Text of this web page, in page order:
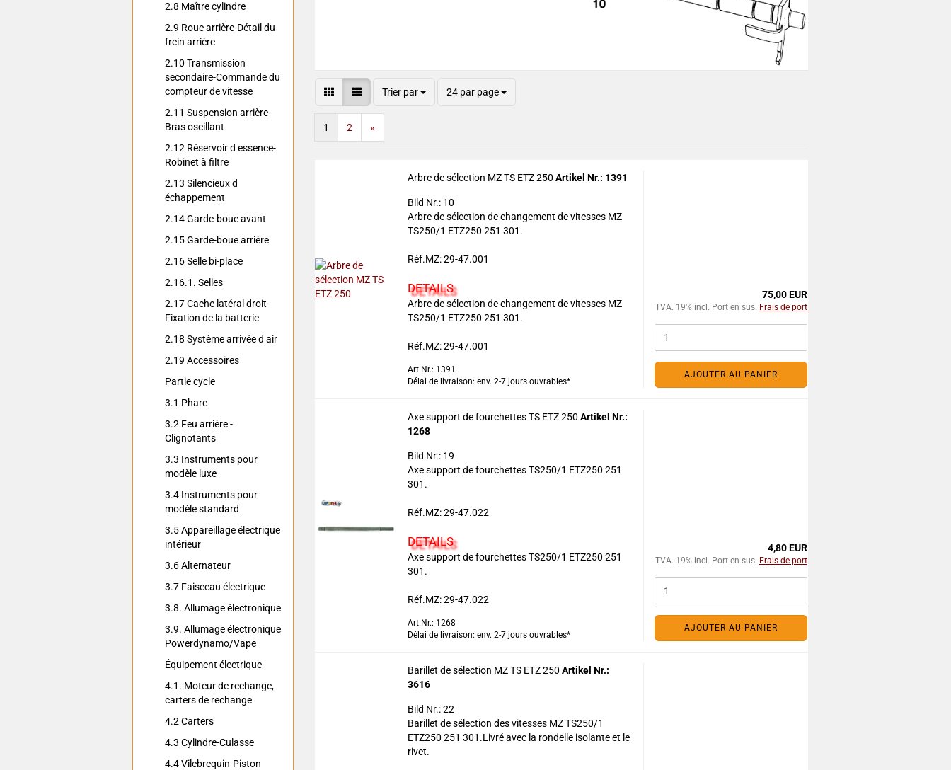
Trier par 24 par page
1 2 »
Arbre de sélection MZ TS ETZ 250 Artikel Nr.: 1391
Bild Nr.: 10
Arbre de sélection de changement de vitesses MZ
TS250/1 ETZ250 251 301.
Réf.MZ: 29-47.001
DETAILS
Arbre de sélection de changement de vitesses MZ
TS250/1 ETZ250 251 301.
Réf.MZ: 29-47.001
Art.Nr.: 1391
Délai de livraison: env. 2-7 jours ouvrables*
75,00 EUR
TVA. 19% incl. Port en sus. Frais de port
AJOUTER AU PANIER
Axe support de fourchettes TS ETZ 250 Artikel Nr.:
1268
Bild Nr.: 19
Axe support de fourchettes TS250/1 ETZ250 251
301.
Réf.MZ: 29-47.022
DETAILS
Axe support de fourchettes TS250/1 ETZ250 251
301.
Réf.MZ: 29-47.022
Art.Nr.: 1268
Délai de livraison: env. 2-7 jours ouvrables*
4,80 EUR
TVA. 19% incl. Port en sus. Frais de port
AJOUTER AU PANIER
Barillet de sélection MZ TS ETZ 250 Artikel Nr.:
3616
Bild Nr.: 22
Barillet de sélection des vitesses MZ TS250/1
ETZ250 251 301.Livré avec la rondelle isolante et le
rivet.
2.8 Maître cylindre
2.9 Roue arrière-Détail du
frein arrière
2.10 Transmission
secondaire-Commande du
compteur de vitesse
2.11 Suspension arrière-
Bras oscillant
2.12 Réservoir d essence-
Robinet à filtre
2.13 Silencieux d
échappement
2.14 Garde-boue avant
2.15 Garde-boue arrière
2.16 Selle bi-place
2.16.1. Selles
2.17 Cache latéral droit-
Fixation de la batterie
2.18 Système arrivée d air
2.19 Accessoires
Partie cycle
3.1 Phare
3.2 Feu arrière -
Clignotants
3.3 Instruments pour
modèle luxe
3.4 Instruments pour
modèle standard
3.5 Appareillage électrique
intérieur
3.6 Alternateur
3.7 Faisceau électrique
3.8. Allumage électronique
3.9. Allumage électronique
Powerdynamo/Vape
Équipement électrique
4.1. Moteur de rechange,
carters de rechange
4.2 Carters
4.3 Cylindre-Culasse
4.4 Vilebrequin-Piston